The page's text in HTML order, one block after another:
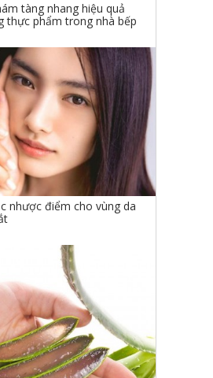
tàng nhang hiệu quả
thực phẩm trong nhà bếp
nhược điểm cho vùng da